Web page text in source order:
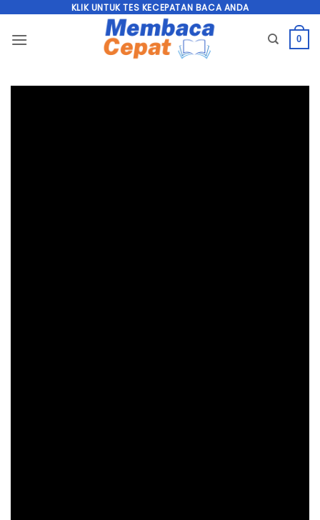
content
KLIK UNTUK TES KECEPATAN BACA ANDA
0